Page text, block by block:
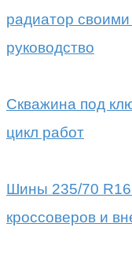
радиатор
руководство
Скважина под
цикл работ
Шины 235/70
кроссоверов и